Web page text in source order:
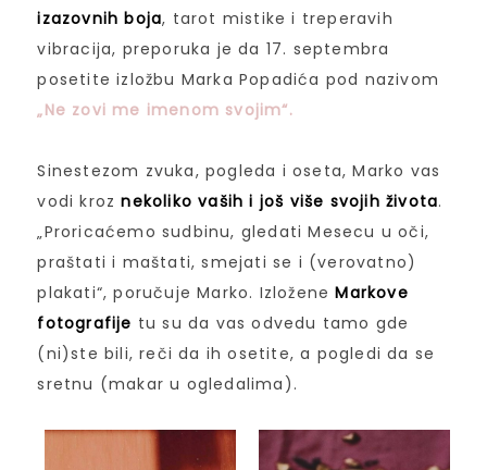
izazovnih boja, tarot mistike i treperavih
vibracija, preporuka je da 17. septembra
posetite izložbu Marka Popadića pod nazivom
„Ne zovi me imenom svojim“.
Sinestezom zvuka, pogleda i oseta, Marko vas
vodi kroznekoliko vaših i još više svojih života.
„Proricaćemo sudbinu, gledati Mesecu u oči,
praštati i maštati, smejati se i (verovatno)
plakati“, poručuje Marko. IzloženeMarkove
fotografije tu su da vas odvedu tamo gde
(ni)ste bili, reči da ih osetite, a pogledi da se
sretnu (makar u ogledalima).